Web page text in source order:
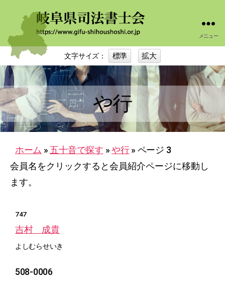
岐
阜
司
法
書
士
会
メニュー
文字サイズ： 標準 拡大
や行
ホーム » 五十音で探す »や行 » ページ 3
会員名をクリックすると会員紹介ページに移動し
ます。
747
吉村 成貴
よしむらせいき
508-0006